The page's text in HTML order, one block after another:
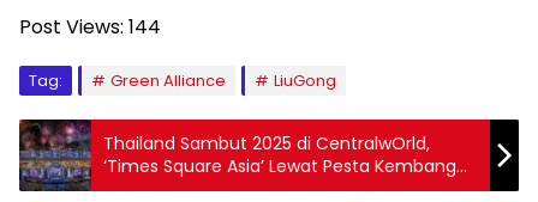
Post Views: 144
Tag: Green Alliance LiuGong
Thailand Sambut 2025 di CentralwOrld,
‘Times Square Asia’ Lewat Pesta Kembang
Api